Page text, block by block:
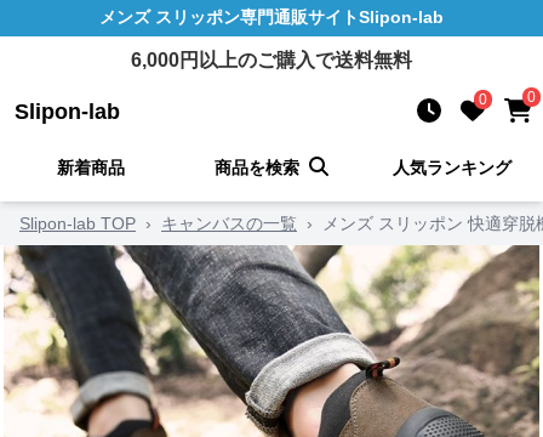
メンズ スリッポン専門通販サイトSlipon-lab
6,000円以上のご購入で送料無料
Slipon-lab 0 0
新着商品 商品を検索 人気ランキング
Slipon-lab TOP › キャンバスの一覧 › メンズ スリッポン 快適穿